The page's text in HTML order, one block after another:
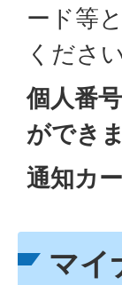
ード等
ください
個人番
ができま
通知カ
マイ